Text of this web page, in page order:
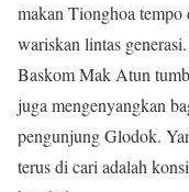
makan Tionghoa
wariskan lintas
Baskom Mak Atun
juga mengenyangkan
pengunjung Glodok.
terus di cari adalah